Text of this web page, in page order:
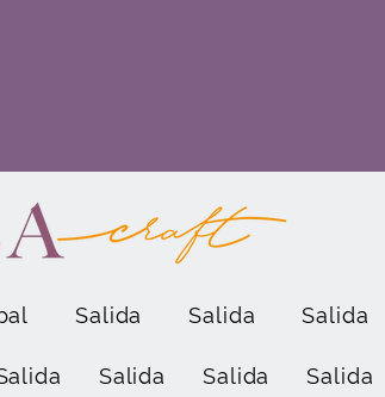
Salida Salida Salida
Salida Salida Salida